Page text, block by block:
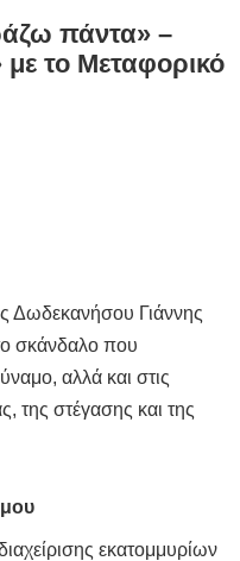
πάντα» –
το Μεταφορικό
Δωδεκανήσου Γιάννης
σκάνδαλο που
αλλά και στις
της στέγασης και της
εκατομμυρίων